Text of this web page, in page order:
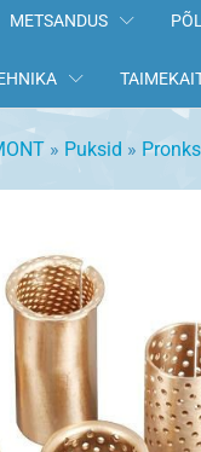
METSANDUS
» Puksid »